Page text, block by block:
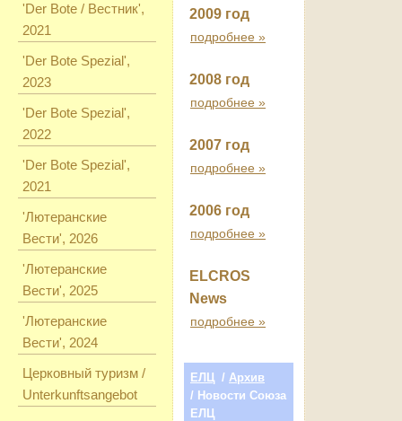
'Der Bote / Вестник',
2021
'Der Bote Spezial',
2023
'Der Bote Spezial',
2022
'Der Bote Spezial',
2021
'Лютеранские
Вести', 2026
'Лютеранские
Вести', 2025
'Лютеранские
Вести', 2024
Церковный туризм /
Unterkunftsangebot
2009 год
подробнее »
2008 год
подробнее »
2007 год
подробнее »
2006 год
подробнее »
ELCROS
News
подробнее »
ЕЛЦ / Архив
/ Новости Союза
ЕЛЦ